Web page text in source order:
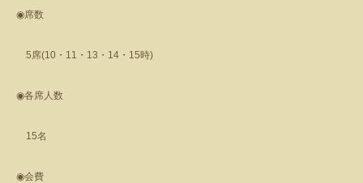
◉席数
5席(10 ・ 11 ・ 13 ・ 14 ・ 15時)
◉各席人数
15名
◉会費